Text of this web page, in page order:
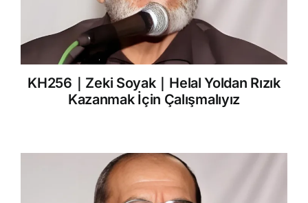
KH256｜Zeki Soyak｜Helal Yoldan Rızık
Kazanmak İçin Çalışmalıyız